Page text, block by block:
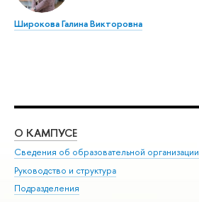
Широкова Галина Викторовна
О КАМПУСЕ
Сведения об образовательной организации
Руководство и структура
Подразделения